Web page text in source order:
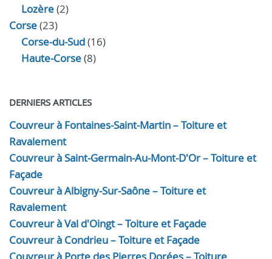
Lozère(2)
Corse(23)
Corse-du-Sud(16)
Haute-Corse(8)
DERNIERS ARTICLES
Couvreur à Fontaines-Saint-Martin – Toiture et
Ravalement
Couvreur à Saint-Germain-Au-Mont-D'Or – Toiture et
Façade
Couvreur à Albigny-Sur-Saône – Toiture et
Ravalement
Couvreur à Val d'Oingt – Toiture et Façade
Couvreur à Condrieu – Toiture et Façade